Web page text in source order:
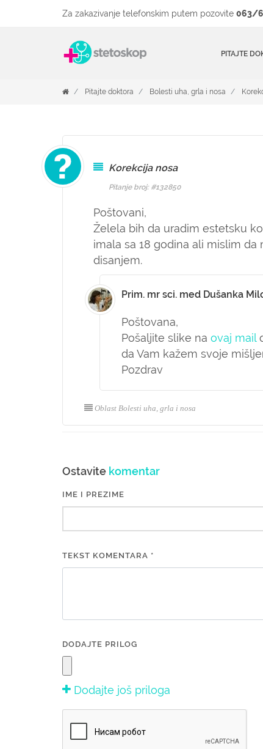
Za zakazivanje telefonskim putem pozovite 063/
PITAJTE
Pitajte doktora Bolesti uha, grla i nosa
Korekcija nosa
Pitanje broj: #132850
Poštovani,
Želela bih da uradim estetsku
imala sa 18 godina ali mislim
disanjem.
Prim. mr sci. med Dušanka
Poštovana,
Pošaljite slike na ovaj mail
da Vam kažem svoje
Pozdrav
Oblast Bolesti uha, grla i nosa
Ostavite komentar
IME I PREZIME
TEKST KOMENTARA *
DODAJTE PRILOG
Dodajte još priloga